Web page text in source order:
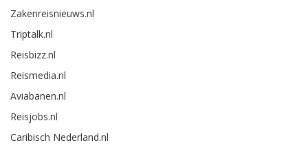
Zakenreisnieuws.nl
Triptalk.nl
Reisbizz.nl
Reismedia.nl
Aviabanen.nl
Reisjobs.nl
Caribisch Nederland.nl